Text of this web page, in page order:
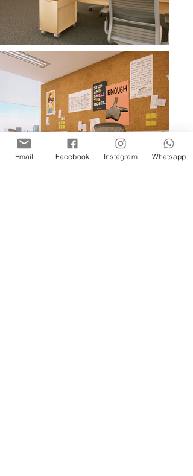
Email Facebook Instagram Whatsapp